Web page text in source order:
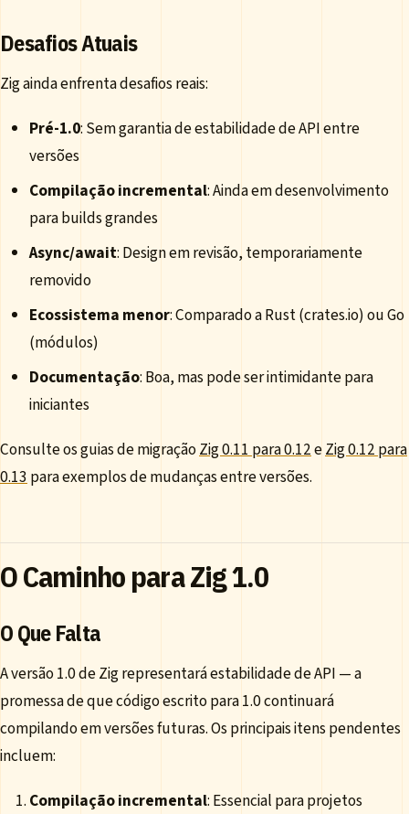
Desafios Atuais
Zig ainda enfrenta desafios reais:
Pré-1.0: Sem garantia de estabilidade de API entre
versões
Compilação incremental: Ainda em desenvolvimento
para builds grandes
Async/await: Design em revisão, temporariamente
removido
Ecossistema menor: Comparado a Rust (crates.io) ou Go
(módulos)
Documentação: Boa, mas pode ser intimidante para
iniciantes
Consulte os guias de migraçãoZig 0.11 para 0.12eZig 0.12 para
0.13 para exemplos de mudanças entre versões.
O Caminho para Zig 1.0
O Que Falta
A versão 1.0 de Zig representará estabilidade de API — a
promessa de que código escrito para 1.0 continuará
compilando em versões futuras. Os principais itens pendentes
incluem:
Compilação incremental: Essencial para projetos